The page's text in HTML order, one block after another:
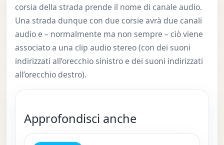
corsia della strada prende il nome di canale audio.
Una strada dunque con due corsie avrà due canali
audio e – normalmente ma non sempre – ciò viene
associato a una clip audio stereo (con dei suoni
indirizzati all’orecchio sinistro e dei suoni indirizzati
all’orecchio destro).
Approfondisci anche